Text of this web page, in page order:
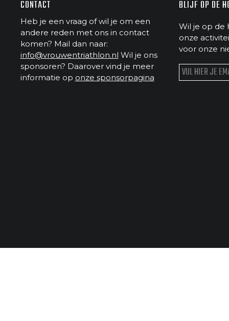
CONTACT
Heb je een vraag of wil je om een
andere reden met ons in contact
komen? Mail dan naar:
info@vrouwentriathlon.nl Wil je ons
sponsoren? Daarover vind je meer
informatie op onze sponsorpagina
BLIJF OP DE
Wil je op de
onze
voor onze